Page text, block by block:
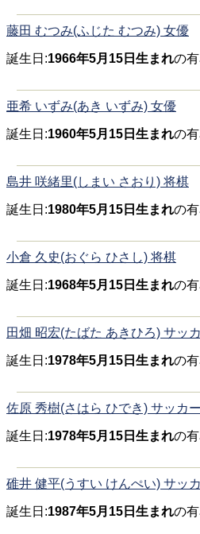
藤田 むつみ(ふじた むつみ) 女優
誕生日:1966年5月15日生まれの
亜希 いずみ(あき いずみ) 女優
誕生日:1960年5月15日生まれの
島井 咲緒里(しまい さおり) 将棋
誕生日:1980年5月15日生まれの
小倉 久史(おぐら ひさし) 将棋
誕生日:1968年5月15日生まれの
田畑 昭宏(たばた あきひろ) サッ
誕生日:1978年5月15日生まれの
佐原 秀樹(さはら ひでき) サッカー
誕生日:1978年5月15日生まれの
碓井 健平(うすい けんぺい) サッ
誕生日:1987年5月15日生まれの